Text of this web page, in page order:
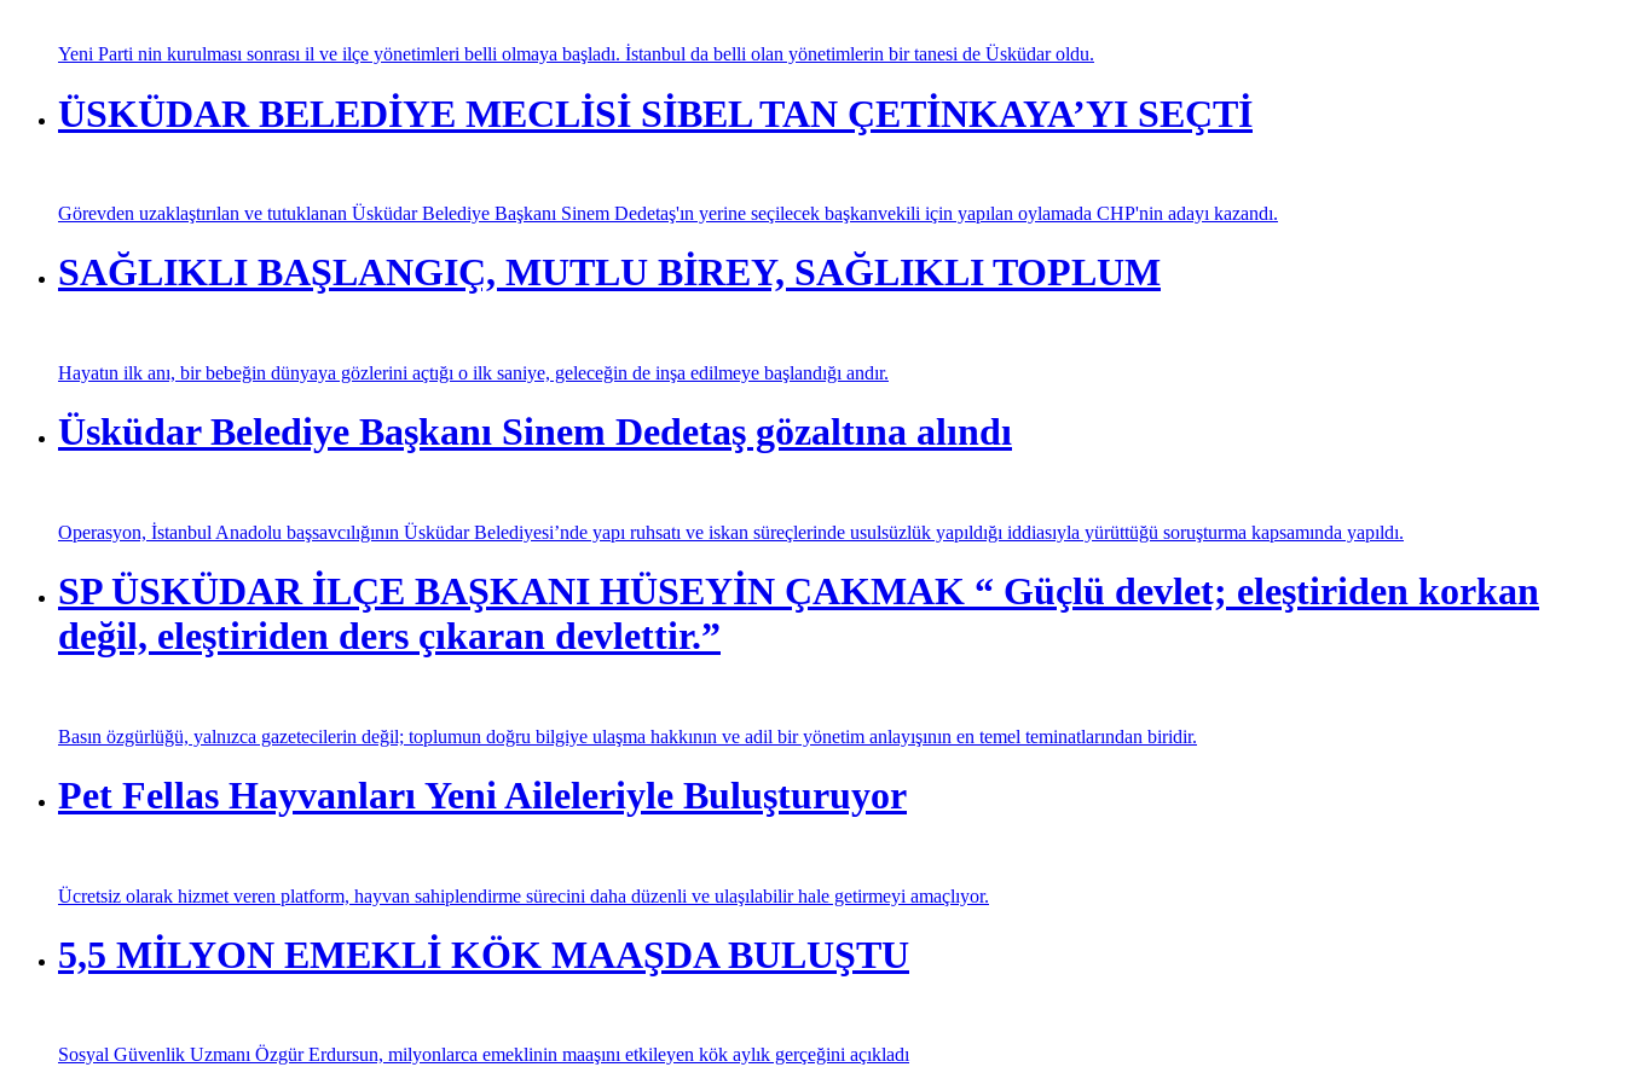
Yeni Parti nin kurulması sonrası il ve ilçe yönetimleri belli olmaya başladı. İstanbul da belli olan yönetimlerin bir tanesi de Üsküdar oldu.
ÜSKÜDAR BELEDİYE MECLİSİ SİBEL TAN ÇETİNKAYA’YI SEÇTİ
Görevden uzaklaştırılan ve tutuklanan Üsküdar Belediye Başkanı Sinem Dedetaş'ın yerine seçilecek başkanvekili için yapılan oylamada CHP'nin adayı kazandı.
SAĞLIKLI BAŞLANGIÇ, MUTLU BİREY, SAĞLIKLI TOPLUM
Hayatın ilk anı, bir bebeğin dünyaya gözlerini açtığı o ilk saniye, geleceğin de inşa edilmeye başlandığı andır.
Üsküdar Belediye Başkanı Sinem Dedetaş gözaltına alındı
Operasyon, İstanbul Anadolu başsavcılığının Üsküdar Belediyesi’nde yapı ruhsatı ve iskan süreçlerinde usulsüzlük yapıldığı iddiasıyla yürüttüğü soruşturma kapsamında yapıldı.
SP ÜSKÜDAR İLÇE BAŞKANI HÜSEYİN ÇAKMAK “ Güçlü devlet; eleştiriden korkan
değil, eleştiriden ders çıkaran devlettir.”
Basın özgürlüğü, yalnızca gazetecilerin değil; toplumun doğru bilgiye ulaşma hakkının ve adil bir yönetim anlayışının en temel teminatlarından biridir.
Pet Fellas Hayvanları Yeni Aileleriyle Buluşturuyor
Ücretsiz olarak hizmet veren platform, hayvan sahiplendirme sürecini daha düzenli ve ulaşılabilir hale getirmeyi amaçlıyor.
5,5 MİLYON EMEKLİ KÖK MAAŞDA BULUŞTU
Sosyal Güvenlik Uzmanı Özgür Erdursun, milyonlarca emeklinin maaşını etkileyen kök aylık gerçeğini açıkladı